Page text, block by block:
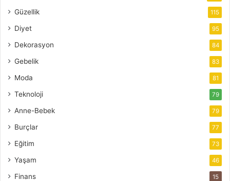
Güzellik 115
Diyet 95
Dekorasyon 84
Gebelik 83
Moda 81
Teknoloji 79
Anne-Bebek 79
Burçlar 77
Eğitim 73
Yaşam 46
Finans 15